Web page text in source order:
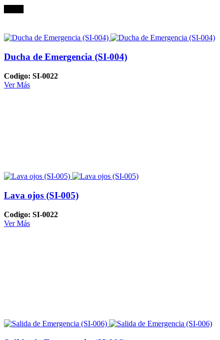
Ducha de Emergencia (SI-004)
Codigo: SI-0022
Ver Más
Lava ojos (SI-005)
Codigo: SI-0022
Ver Más